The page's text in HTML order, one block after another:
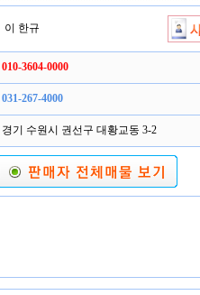
이 한규
010-3604-0000
031-267-4000
경기 수원시 권선구 대황교동 3-2